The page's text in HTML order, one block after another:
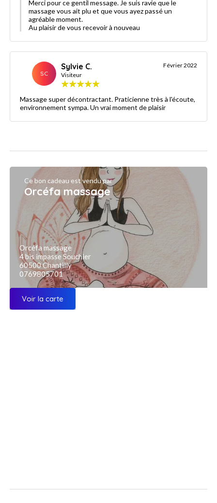
Merci pour ce gentil message. Je suis ravie que le
massage vous ait plu et que vous ayez passé un
agréable moment.
Au plaisir de vous recevoir à nouveau
SC
Sylvie C.
Visiteur
Février 2022
Massage super décontractant. Praticienne très à l'écoute,
environnement sympa. Un vrai moment de plaisir
Ce bon cadeau est vendu par
Orcéfa massage
Orcéfa massage
4 bis impasse Souchier
60500 Chantilly
0769805701
Voir la carte